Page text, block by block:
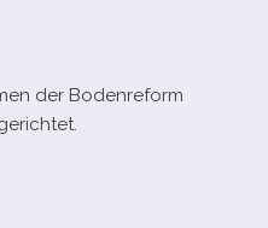
der Bodenreform